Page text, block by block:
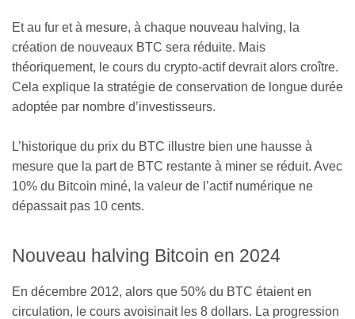
Et au fur et à mesure, à chaque nouveau halving, la
création de nouveaux BTC sera réduite. Mais
théoriquement, le cours du crypto-actif devrait alors croître.
Cela explique la stratégie de conservation de longue durée
adoptée par nombre d’investisseurs.
L’historique du prix du BTC illustre bien une hausse à
mesure que la part de BTC restante à miner se réduit. Avec
10% du Bitcoin miné, la valeur de l’actif numérique ne
dépassait pas 10 cents.
Nouveau halving Bitcoin en 2024
En décembre 2012, alors que 50% du BTC étaient en
circulation, le cours avoisinait les 8 dollars. La progression